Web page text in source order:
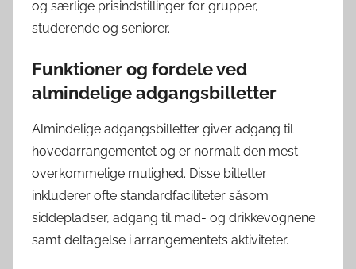
og særlige prisindstillinger for grupper,
studerende og seniorer.
Funktioner og fordele ved
almindelige adgangsbilletter
Almindelige adgangsbilletter giver adgang til
hovedarrangementet og er normalt den mest
overkommelige mulighed. Disse billetter
inkluderer ofte standardfaciliteter såsom
siddepladser, adgang til mad- og drikkevognene
samt deltagelse i arrangementets aktiviteter.